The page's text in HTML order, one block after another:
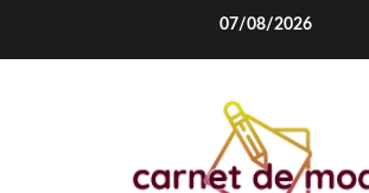
07/08/2026